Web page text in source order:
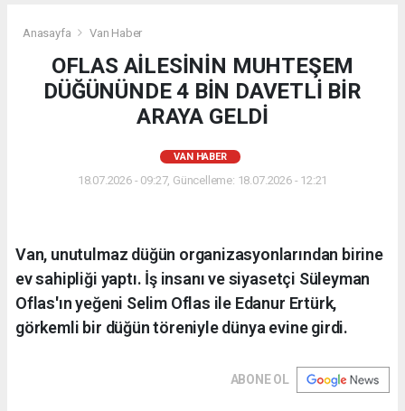
Anasayfa Van Haber
OFLAS AİLESİNİN MUHTEŞEM
DÜĞÜNÜNDE 4 BİN DAVETLİ BİR
ARAYA GELDİ
VAN HABER
18.07.2026 - 09:27, Güncelleme: 18.07.2026 - 12:21
Van, unutulmaz düğün organizasyonlarından birine
ev sahipliği yaptı. İş insanı ve siyasetçi Süleyman
Oflas'ın yeğeni Selim Oflas ile Edanur Ertürk,
görkemli bir düğün töreniyle dünya evine girdi.
ABONE OL